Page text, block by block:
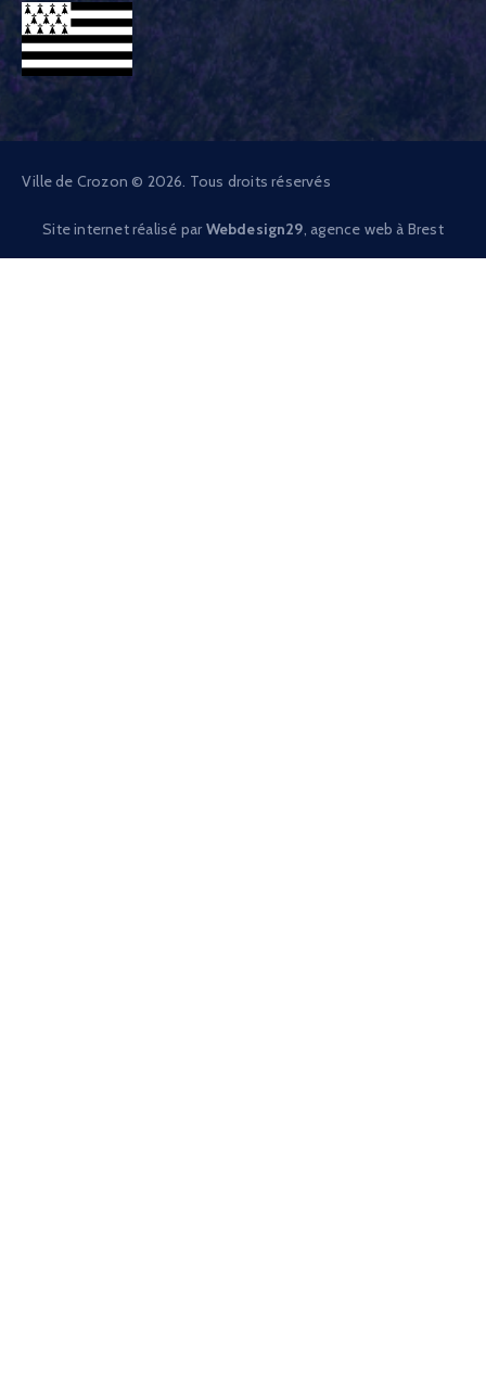
Ville de Crozon © 2026. Tous droits réservés
Site internet réalisé par Webdesign29 , agence web à Brest